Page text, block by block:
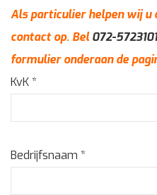
Als particulier helpen wij u
contact op. Bel072-5723101
formulier onderaan de
KvK*
Bedrijfsnaam *